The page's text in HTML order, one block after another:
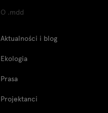
O .mdd
Aktualności i blog
Ekologia
Prasa
Projektanci